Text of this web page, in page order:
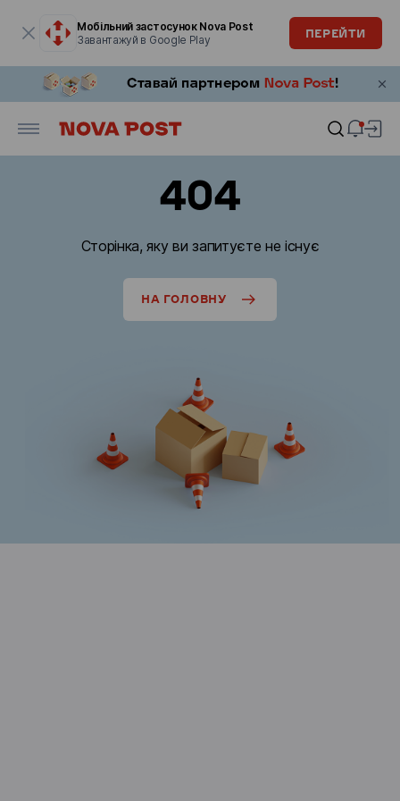
Мобільний застосунок Nova Post
Завантажуй в Google Play
ПЕРЕЙТИ
404
Сторінка, яку ви запитуєте не існує
НА ГОЛОВНУ